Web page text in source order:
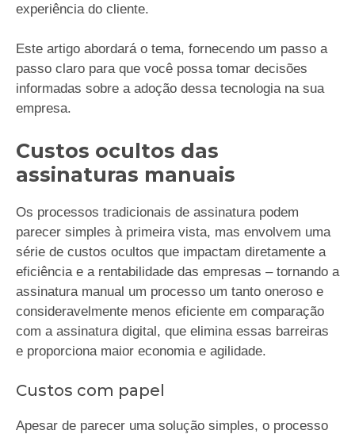
experiência do cliente.
Este artigo abordará o tema, fornecendo um passo a
passo claro para que você possa tomar decisões
informadas sobre a adoção dessa tecnologia na sua
empresa.
Custos ocultos das
assinaturas manuais
Os processos tradicionais de assinatura podem
parecer simples à primeira vista, mas envolvem uma
série de custos ocultos que impactam diretamente a
eficiência e a rentabilidade das empresas – tornando a
assinatura manual um processo um tanto oneroso e
consideravelmente menos eficiente em comparação
com a assinatura digital, que elimina essas barreiras
e proporciona maior economia e agilidade.
Custos com papel
Apesar de parecer uma solução simples, o processo